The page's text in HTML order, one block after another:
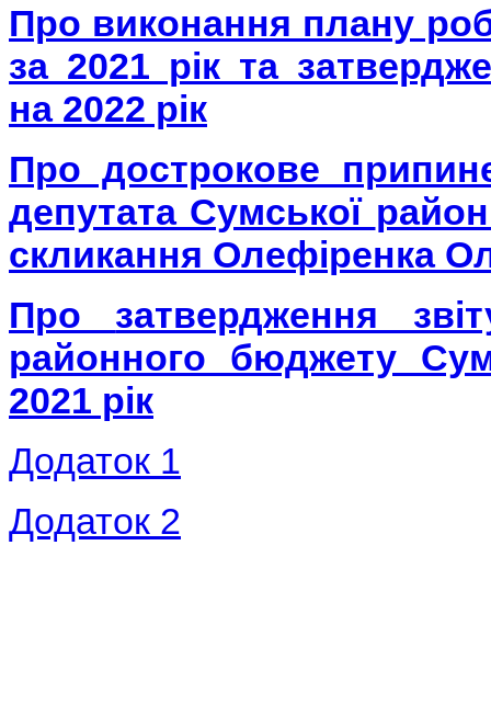
Про виконання плану
за 2021 рік та
на 2022 рік
Про дострокове
депутата Сумської
скликання Олефіренка
Про затвердження
районного бюджету
2021 рік
Додаток 1
Додаток 2